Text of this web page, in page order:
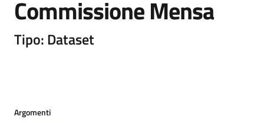
Commissione Mensa
Tipo: Dataset
Argomenti